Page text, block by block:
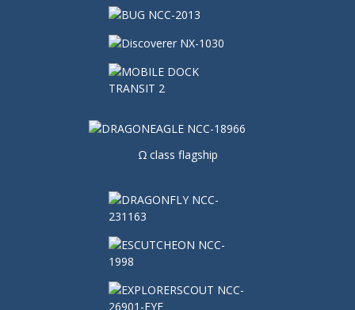
Ω class flagship